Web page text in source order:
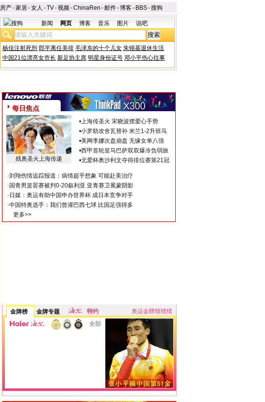
房产-家居-女人 -TV-视频-ChinaRen -邮件-博客- BBS-搜狗
新闻 网页 博客 音乐 图片 说吧
杨佳注射死刑 郎平离任美排 毛泽东的十个儿女 朱镕基退休生活
中国21位漂亮女市长 新足协主席 明星身份证号 邓小平伤心往事
每日焦点
残奥圣火上海传递
•上海传圣火 宋晓波摆爱心手势
•小罗助攻舍瓦替补 米兰1-2升班马
•美网李娜次盘崩盘 无缘女单八强
•西甲首轮皇马巴萨双双爆冷负弱旅
•北爱杯奥沙利文夺得排位赛第21冠
·刘翔伤情追踪报道：病情超乎想象 可能赴美治疗
· 国青男篮罢赛被判0-20叙利亚 亚青赛卫冕蒙阴影
· 日媒：奥运有助中国申办世界杯 成日本竞争对手
·中国特奥选手：我们曾灌巴西七球 比国足强得多
更多>>
金牌榜 金牌专题 特约
奥运金牌猜猜猜
全部